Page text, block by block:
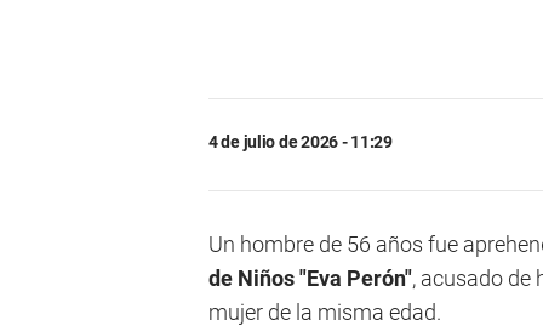
4 de julio de 2026 - 11:29
Un hombre de 56 años fue
de Niños "Eva Perón", acusado de
mujer de la misma edad.